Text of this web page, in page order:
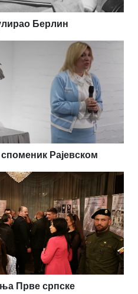
Берлин
Рајевском
Прве српске